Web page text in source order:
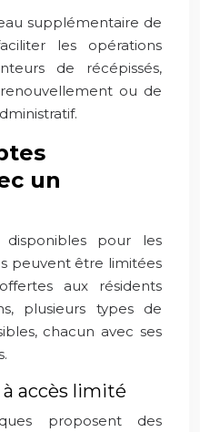
supplémentaire de
les opérations
de récépissés,
ou de
un
disponibles pour les
peuvent être limitées
aux résidents
plusieurs types de
chacun avec ses
accès limité
proposent des